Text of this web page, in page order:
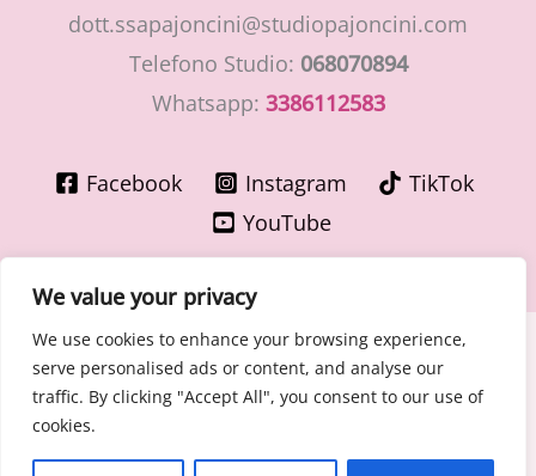
We value your privacy
We use cookies to enhance your browsing experience,
serve personalised ads or content, and analyse our
traffic. By clicking "Accept All", you consent to our use of
cookies.
dott.ssapajoncini@studiopajoncini.com
Telefono Studio: 068070894
Whatsapp: 3386112583
Facebook Instagram
TikTok
YouTube
Copyright © 2026 LaMiaGinecologa.com - Dott.ssa Cinzia
Pajoncini - Specialista in Ostetricia e Ginecologia
P.IVA 15400091003 – n° Ordine Medici di Roma 30776 del